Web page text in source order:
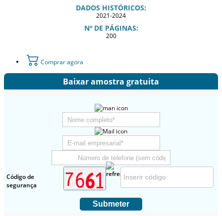
DADOS HISTÓRICOS:
2021-2024
Nº DE PÁGINAS:
200
Comprar agora
Baixar amostra gratuita
Código de
segurança
Submeter